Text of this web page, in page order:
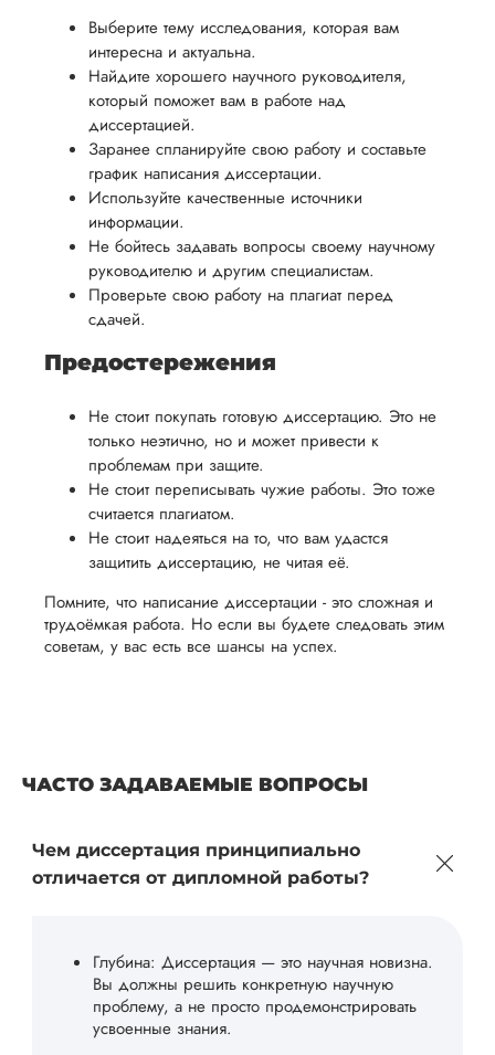
Выберите тему исследования, которая вам
интересна и актуальна.
Найдите хорошего научного руководителя,
который поможет вам в работе над
диссертацией.
Заранее спланируйте свою работу и составьте
график написания диссертации.
Используйте качественные источники
информации.
Не бойтесь задавать вопросы своему научному
руководителю и другим специалистам.
Проверьте свою работу на плагиат перед
сдачей.
Предостережения
Не стоит покупать готовую диссертацию. Это не
только неэтично, но и может привести к
проблемам при защите.
Не стоит переписывать чужие работы. Это тоже
считается плагиатом.
Не стоит надеяться на то, что вам удастся
защитить диссертацию, не читая её.
Помните, что написание диссертации - это сложная и
трудоёмкая работа. Но если вы будете следовать этим
советам, у вас есть все шансы на успех.
ЧАСТО ЗАДАВАЕМЫЕ ВОПРОСЫ
Чем диссертация принципиально
отличается от дипломной работы?
Глубина: Диссертация — это научная новизна.
Вы должны решить конкретную научную
проблему, а не просто продемонстрировать
усвоенные знания.